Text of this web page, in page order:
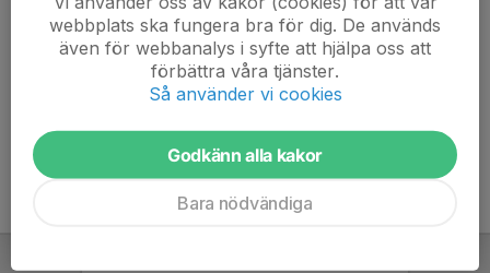
att kunna börja administrera hemsidan loggar du in högst upp till
höger.webbplats ska fungera bra för dig. De används
även för webbanalys i syfte att hjälpa oss att
förbättra våra tjänster.
Så använder vi cookies
Godkänn alla kakor
Bara nödvändiga